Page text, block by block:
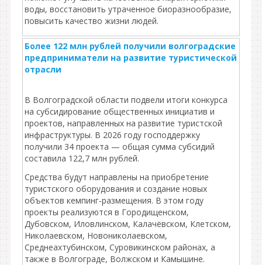
воды, восстановить утраченное биоразнообразие,
повысить качество жизни людей.
Более 122 млн рублей получили волгоградские
предприниматели на развитие туристической
отрасли
В Волгоградской области подвели итоги конкурса
на субсидирование общественных инициатив и
проектов, направленных на развитие туристской
инфраструктуры. В 2026 году господдержку
получили 34 проекта — общая сумма субсидий
составила 122,7 млн рублей.
Средства будут направлены на приобретение
туристского оборудования и создание новых
объектов кемпинг‑размещения. В этом году
проекты реализуются в Городищенском,
Дубовском, Иловлинском, Калачёвском, Клетском,
Николаевском, Новониколаевском,
Среднеахтубинском, Суровикинском районах, а
также в Волгограде, Волжском и Камышине.